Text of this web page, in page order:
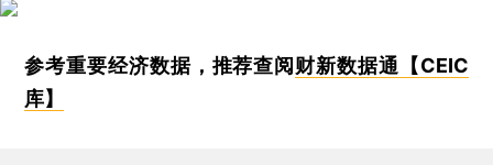
参考重要经济数据，推荐查阅财新数据通【CEIC
库】